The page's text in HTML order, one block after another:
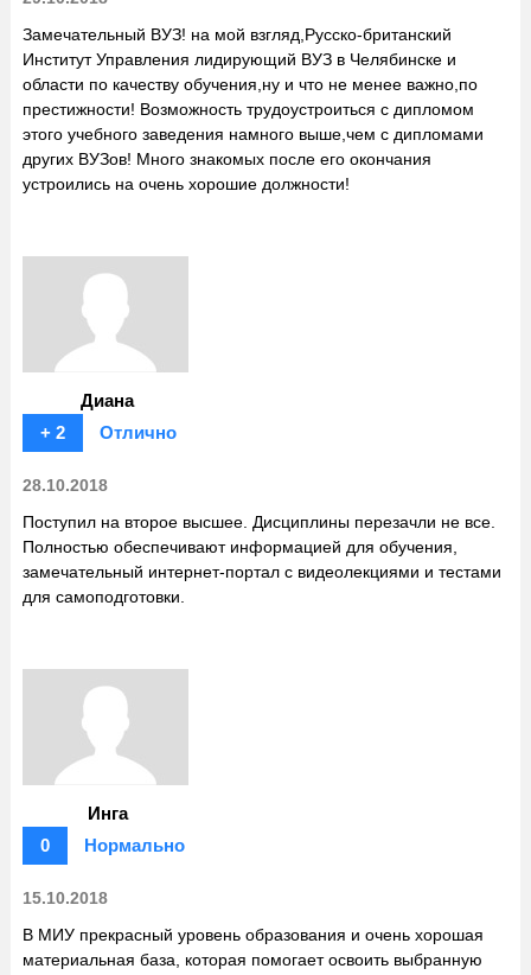
Замечательный ВУЗ! на мой взгляд,Русско-британский
Институт Управления лидирующий ВУЗ в Челябинске и
области по качеству обучения,ну и что не менее важно,по
престижности! Возможность трудоустроиться с дипломом
этого учебного заведения намного выше,чем с дипломами
других ВУЗов! Много знакомых после его окончания
устроились на очень хорошие должности!
Диана
+ 2
Отлично
28.10.2018
Поступил на второе высшее. Дисциплины перезачли не все.
Полностью обеспечивают информацией для обучения,
замечательный интернет-портал с видеолекциями и тестами
для самоподготовки.
Инга
0
Нормально
15.10.2018
В МИУ прекрасный уровень образования и очень хорошая
материальная база, которая помогает освоить выбранную